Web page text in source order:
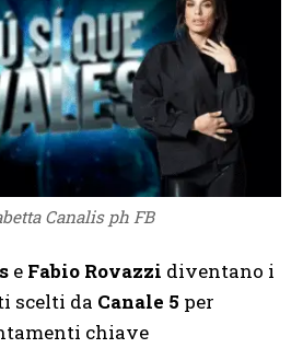
Canalis ph FB
e Fabio Rovazzi diventano i
scelti da Canale 5 per
chiave